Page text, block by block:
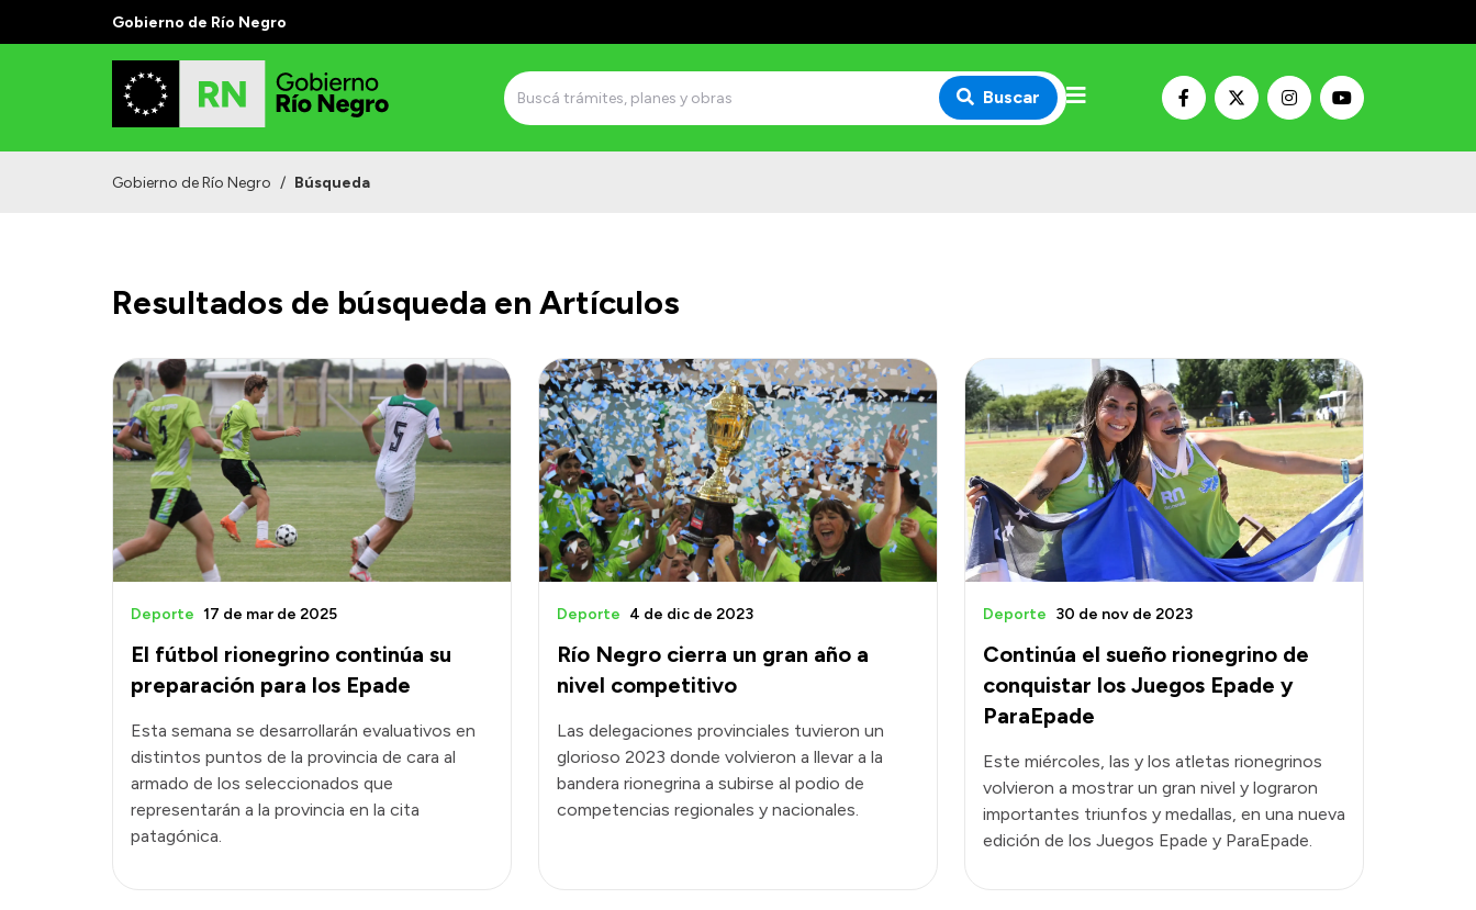
Gobierno de Río Negro
Buscar
Gobierno de Río Negro / Búsqueda
Resultados de búsqueda en Artículos
El fútbol rionegrino continúa su
preparación para los Epade
Deporte 17 de mar de 2025
Esta semana se desarrollarán evaluativos en
distintos puntos de la provincia de cara al
armado de los seleccionados que
representarán a la provincia en la cita
patagónica.
Río Negro cierra un gran año a
nivel competitivo
Deporte 4 de dic de 2023
Las delegaciones provinciales tuvieron un
glorioso 2023 donde volvieron a llevar a la
bandera rionegrina a subirse al podio de
competencias regionales y nacionales.
Continúa el sueño rionegrino de
conquistar los Juegos Epade y
ParaEpade
Deporte 30 de nov de 2023
Este miércoles, las y los atletas rionegrinos
volvieron a mostrar un gran nivel y lograron
importantes triunfos y medallas, en una nueva
edición de los Juegos Epade y ParaEpade.